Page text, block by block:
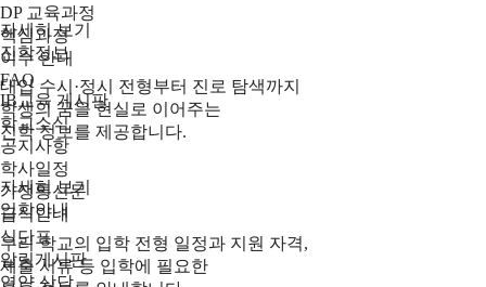
DP 교육과정
핵심과정
이수 안내
FAQ
IB교육 게시판
학교소식
공지사항
학사일정
가정통신문
급식안내
식단표
알림게시판
영양 상담
자세히 보기
진학정보
대입 수시·정시 전형부터 진로 탐색까지
학생의 꿈을 현실로 이어주는
진학 정보를 제공합니다.
자세히 보기
입학안내
우리 학교의 입학 전형 일정과 지원 자격,
제출 서류 등 입학에 필요한